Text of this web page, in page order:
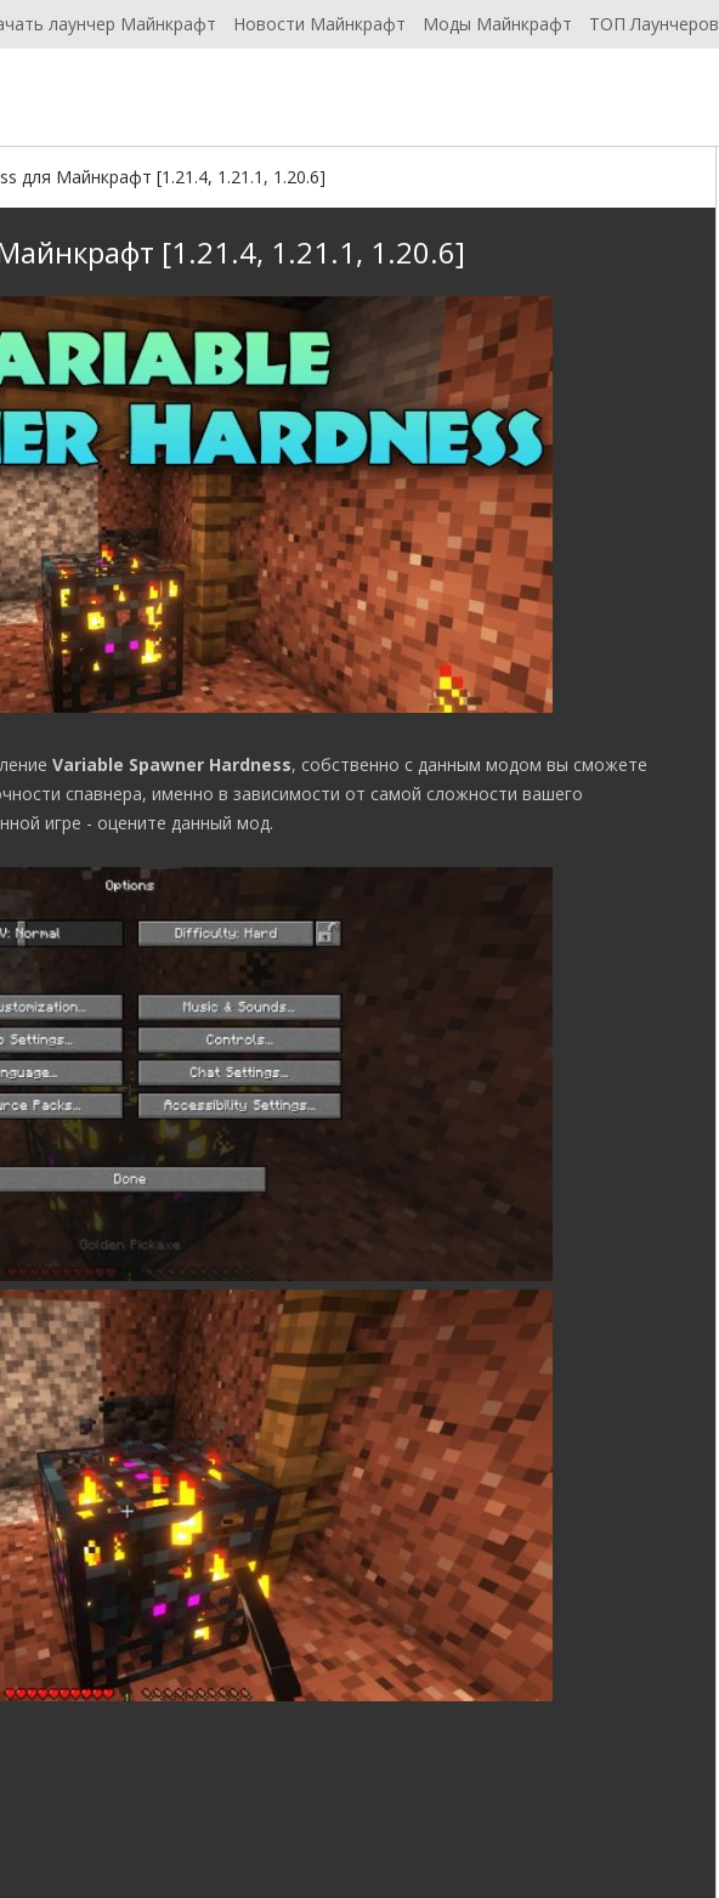
лаунчер Майнкрафт Новости Майнкрафт Моды Майнкрафт ТОП Лаунчеров
для Майнкрафт [1.21.4, 1.21.1, 1.20.6]
[1.21.4, 1.21.1, 1.20.6]
Variable Spawner Hardness, собственно с данным модом вы сможете
спавнера, именно в зависимости от самой сложности вашего
игре - оцените данный мод.